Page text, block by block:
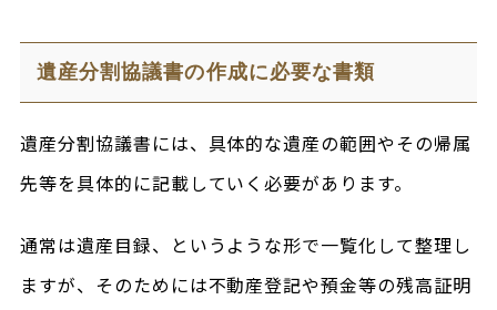
遺産分割協議書の作成に必要な書類
遺産分割協議書には、具体的な遺産の範囲やその帰属
先等を具体的に記載していく必要があります。
通常は遺産目録、というような形で一覧化して整理し
ますが、そのためには不動産登記や預金等の残高証明